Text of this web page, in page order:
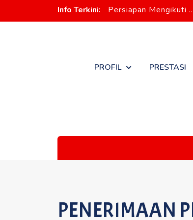
Info Terkini:
PROFIL PRESTASI
PENERIMAAN